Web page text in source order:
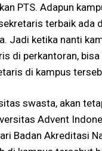
PTS. Adapun
terbaik ada
Jadi ketika nanti
di perkantoran,
di kampus
swasta, akan
Advent
Badan Akreditasi